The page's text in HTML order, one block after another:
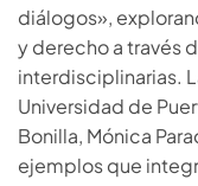
diálogos»,
y derecho a través
interdisciplinarias.
Universidad de
Bonilla, Mónica
ejemplos que